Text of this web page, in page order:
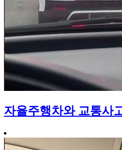
자율주행차와 교통사